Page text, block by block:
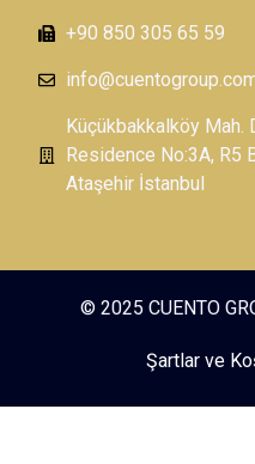
+90 850 305 65 59
Küçükbakkalköy Mah.
Residence No:3A, R5
Ataşehir İstanbul
© 2025 CUENTO
Şartlar ve